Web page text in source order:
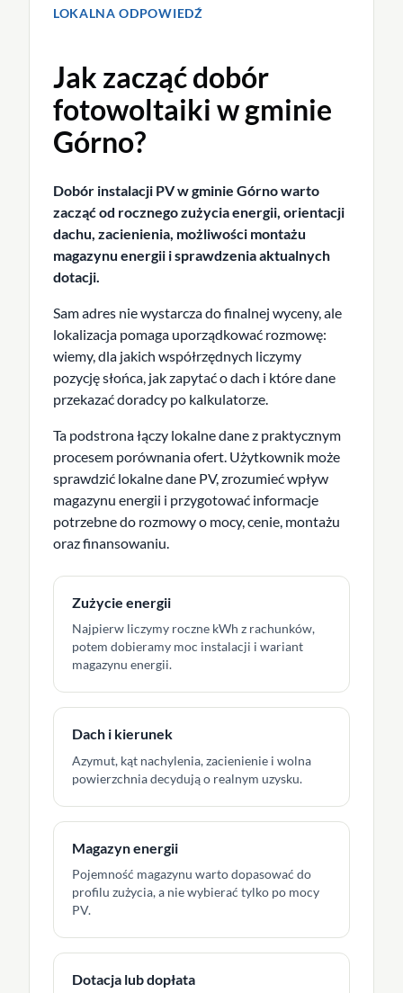
LOKALNA ODPOWIEDŹ
Jak zacząć dobór
fotowoltaiki w gminie
Górno?
Dobór instalacji PV w gminie Górno warto
zacząć od rocznego zużycia energii, orientacji
dachu, zacienienia, możliwości montażu
magazynu energii i sprawdzenia aktualnych
dotacji.
Sam adres nie wystarcza do finalnej wyceny, ale
lokalizacja pomaga uporządkować rozmowę:
wiemy, dla jakich współrzędnych liczymy
pozycję słońca, jak zapytać o dach i które dane
przekazać doradcy po kalkulatorze.
Ta podstrona łączy lokalne dane z praktycznym
procesem porównania ofert. Użytkownik może
sprawdzić lokalne dane PV, zrozumieć wpływ
magazynu energii i przygotować informacje
potrzebne do rozmowy o mocy, cenie, montażu
oraz finansowaniu.
Zużycie energii
Najpierw liczymy roczne kWh z rachunków,
potem dobieramy moc instalacji i wariant
magazynu energii.
Dach i kierunek
Azymut, kąt nachylenia, zacienienie i wolna
powierzchnia decydują o realnym uzysku.
Magazyn energii
Pojemność magazynu warto dopasować do
profilu zużycia, a nie wybierać tylko po mocy
PV.
Dotacja lub dopłata